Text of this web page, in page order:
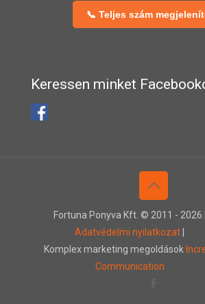
📞 Teljes szám
Keressen minket
Fortuna Ponyva Kft. © 2011 - 2026 |
Adatvédelmi nyilatkozat
Komplex marketing megoldások
Communication